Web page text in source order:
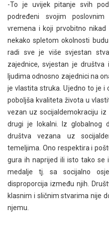
-To je uvijek pitanje svih
podređeni svojim
vremena i koji prvobitno
nekako spletom okolnosti
radi sve je više svjestan
zajednice, svjestan je
ljudima odnosno zajednici na
je vlastita struka. Ujedno to je i
poboljša kvaliteta života u
vezan uz socijaldemokraciju
drugi je lokalni. Iz globalnog
društva vezana uz
temeljima. Ono respektira i
gura ih naprijed ili isto tako se
medalje tj. sa socijalno
disproporcija između njih.
klasnim i sličnim stvarima nije
njemu.